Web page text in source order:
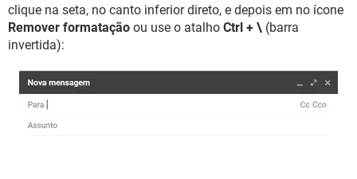
clique na seta, no canto inferior direto, e depois em no ícone
Remover formatação ou use o atalho Ctrl + \ (barra
invertida):